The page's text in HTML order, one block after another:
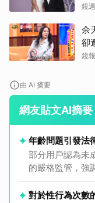
鏡
余
卻
鏡報
由 AI 摘要
網友貼文AI摘要
年齡問題引發法
部分用戶認為未
的嚴格監管，強
對於性行為次數